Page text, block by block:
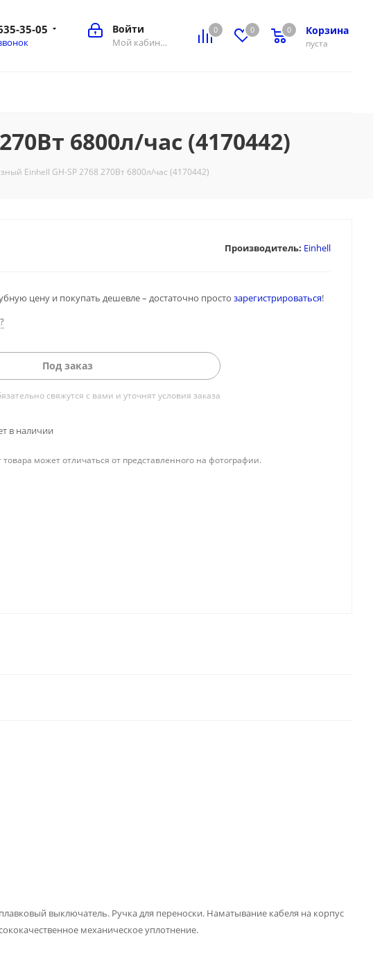
0 0 Корзина
0
пуста
0
Войти
Мой кабинет
35-05
6800л/час (4170442)
Einhell GH-SP 2768 270Вт 6800л/час (4170442)
Производитель: Einhell
цену и покупать дешевле – достаточно просто зарегистрироваться!
Под заказ
свяжутся с вами и уточнят условия заказа
в наличии
может отличаться от представленного на фотографии.
выключатель. Ручка для переноски. Наматывание кабеля на корпус
механическое уплотнение.